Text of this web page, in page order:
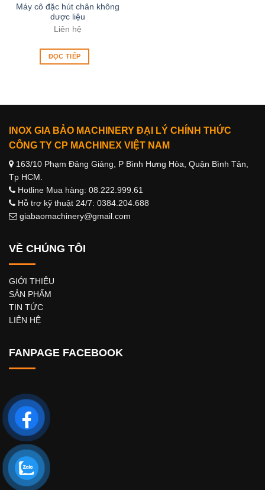
Máy cô đặc hút chân không
dược liệu
Liên hệ
ĐỌC TIẾP
INOX GIA BẢO MACHINERY ĐẠI LÝ CHÍNH THỨC
CÔNG TY CP MACHINEX VIỆT NAM
163/10 Phạm Đăng Giảng, P Bình Hưng Hòa, Quận Bình Tân,
Tp HCM.
Hotline Mua hàng: 08.222.999.61
Hỗ trợ kỹ thuật 24/7: 0384.204.688
giabaomachinery@gmail.com
VỀ CHÚNG TÔI
GIỚI THIỆU
SẢN PHẨM
TIN TỨC
LIÊN HỆ
FANPAGE FACEBOOK